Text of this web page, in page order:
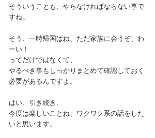
そういうことも、やらなければならない事で
すね。
そう、一時帰国はね、ただ家族に会うぞ、わ
ーい！
ってだけではなくて、
やるべき事もしっかりまとめて確認しておく
必要があるんですよ。
はい、引き続き、
今度は楽しいことね、ワクワク系の話をした
いと思います。